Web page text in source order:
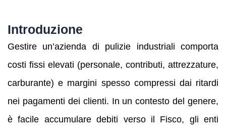
Introduzione
Gestire un’azienda di pulizie industriali comporta
costi fissi elevati (personale, contributi, attrezzature,
carburante) e margini spesso compressi dai ritardi
nei pagamenti dei clienti. In un contesto del genere,
è facile accumulare debiti verso il Fisco, gli enti